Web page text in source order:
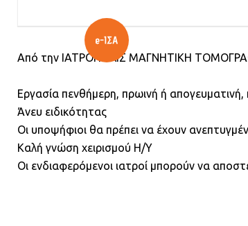
Από την ΙΑΤΡΟΠΟΛΙΣ ΜΑΓΝΗΤΙΚΗ
Εργασία πενθήμερη, πρωινή ή
Άνευ ειδικότητας
Οι υποψήφιοι θα πρέπει να έχουν
Καλή γνώση χειρισμού Η/Υ
Οι ενδιαφερόμενοι ιατροί μπορούν να